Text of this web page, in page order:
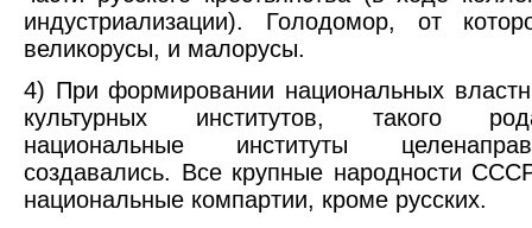
индустриализации). Голодомор, от
великорусы, и малорусы.
4) При формировании национальных
культурных институтов, такого
национальные институты
создавались. Все крупные народности
национальные компартии, кроме русских.